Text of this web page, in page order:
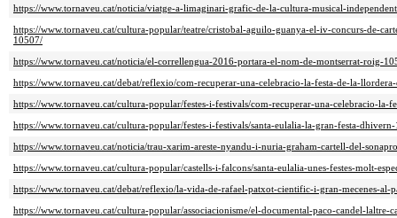
https://www.tornaveu.cat/noticia/viatge-a-limaginari-grafic-de-la-cultura-musical-
https://www.tornaveu.cat/cultura-popular/teatre/cristobal-aguilo-guanya-el-iv-concurs-de-
10507/
https://www.tornaveu.cat/noticia/el-correllengua-2016-portara-el-nom-de-montserrat-roig-
https://www.tornaveu.cat/debat/reflexio/com-recuperar-una-celebracio-la-festa-de-la-
https://www.tornaveu.cat/cultura-popular/festes-i-festivals/com-recuperar-una-celebracio-la-
https://www.tornaveu.cat/cultura-popular/festes-i-festivals/santa-eulalia-la-gran-festa-
https://www.tornaveu.cat/noticia/trau-xarim-areste-nyandu-i-nuria-graham-cartell-del-
https://www.tornaveu.cat/cultura-popular/castells-i-falcons/santa-eulalia-unes-festes-molt-
https://www.tornaveu.cat/debat/reflexio/la-vida-de-rafael-patxot-cientific-i-gran-mecenes-al-
https://www.tornaveu.cat/cultura-popular/associacionisme/el-documental-paco-candel-laltre-